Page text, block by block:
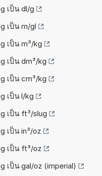
เป็น dl/g
เป็น m/gl
เป็น m³/kg
เป็น dm³/kg
เป็น cm³/kg
เป็น l/kg
เป็น ft³/slug
เป็น in³/oz
เป็น ft³/oz
เป็น gal/oz (imperial)